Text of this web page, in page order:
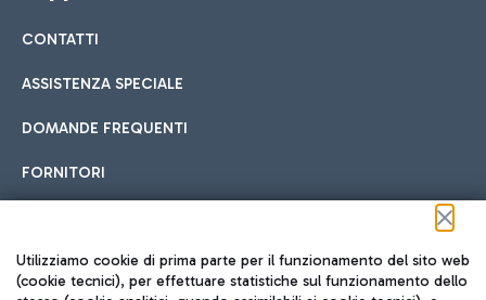
Cucina Internazionale
Hotel in aeroporto
Scegli l'alloggio più adatto e approfitta della vicinanza
all'aeroporto.
Car sharing
Con il Car Sharing è ancora più facile spostarsi
CONTATTI
ASSISTENZA SPECIALE
DOMANDE FREQUENTI
FORNITORI
Seguici sui social
Utilizziamo cookie di prima parte per il funzionamento del sito web
(cookie tecnici), per effettuare statistiche sul funzionamento dello